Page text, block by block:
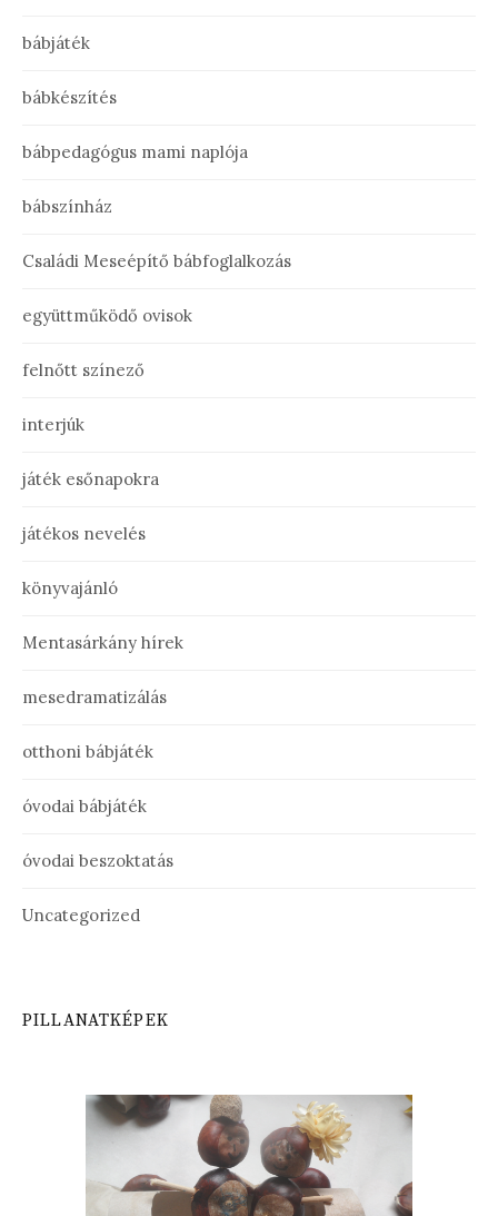
bábjáték
bábkészítés
bábpedagógus mami naplója
bábszínház
Családi Meseépítő bábfoglalkozás
együttműködő ovisok
felnőtt színező
interjúk
játék esőnapokra
játékos nevelés
könyvajánló
Mentasárkány hírek
mesedramatizálás
otthoni bábjáték
óvodai bábjáték
óvodai beszoktatás
Uncategorized
PILLANATKÉPEK